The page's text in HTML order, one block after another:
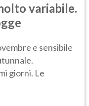
variabile.
e sensibile
giorni. Le